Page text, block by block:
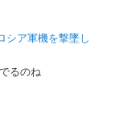
シア軍機を撃墜し
るのね